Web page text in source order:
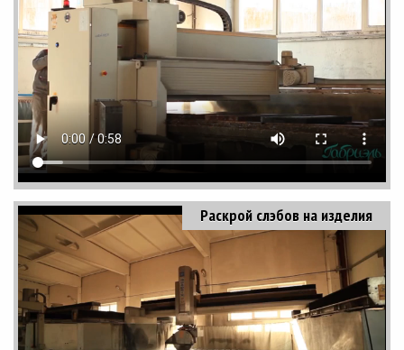
Раскрой слэбов на изделия